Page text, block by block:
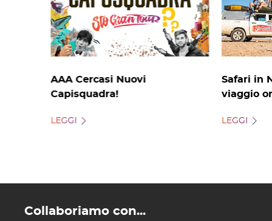
AAA Cercasi Nuovi
Capisquadra!
LEGGI
Safari in
viaggio
LEGGI
Collaboriamo con...